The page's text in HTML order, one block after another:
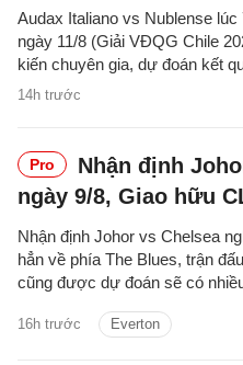
14h trước
Audax Italiano vs Nublense lúc
ngày 11/8 (Giải VĐQG Chile
kiến chuyên gia, dự đoán kết
định - phân tích trận đấu, thống
Pro
Nhận định
ngày 9/8, Giao hữu
16h trước Everton
Nhận định Johor vs Chelsea
hẳn về phía The Blues, trận
cũng được dự đoán sẽ có